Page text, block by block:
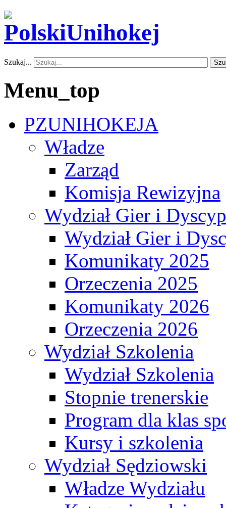
Szukaj...
Menu_top
PZUNIHOKEJA
Władze
Zarząd
Komisja Rewizyjna
Wydział Gier i
Wydział Gier i
Komunikaty 2025
Orzeczenia 2025
Komunikaty 2026
Orzeczenia 2026
Wydział Szkolenia
Wydział Szkolenia
Stopnie trenerskie
Program dla klas
Kursy i szkolenia
Wydział Sędziowski
Władze Wydziału